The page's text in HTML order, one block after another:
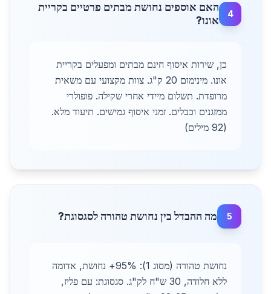
4
האם אוספים נחושת מבתים פרטיים בקריית
אונו?
כן, שירות איסוף חינם מבתים ומפעלים בקריית
אונו. מינימום 20 ק"ג. צוות מקצועי עם משאית
מרופדת. תשלום מיידי אחרי שקילה. פופולרי
ממזגנים וכבלים. זמני איסוף גמישים. תיעוד מלא.
(92 מילים)
5 מה ההבדל בין נחושת טהורה לסגסוגת?
נחושת טהורה (מסוג 1): 95%+ נחושת, אדומה
ללא חלודה, 30 ש"ח לק"ג. סגסוגת: עם פליז,